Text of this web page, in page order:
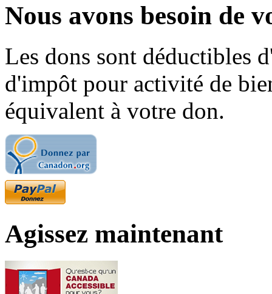
Nous avons besoin de
Les dons sont déductibles
d'impôt pour activité de
équivalent à votre don.
Agissez maintenant